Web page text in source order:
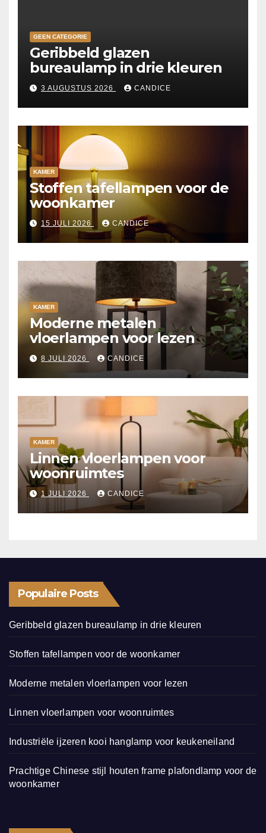
GEEN CATEGORIE
Geribbeld glazen
bureaulamp in drie kleuren
3 AUGUSTUS 2026 CANDICE
KAMER
Stoffen tafellampen voor de
woonkamer
15 JULI 2026 CANDICE
KAMER
Moderne metalen
vloerlampen voor lezen
8 JULI 2026 CANDICE
KAMER
Linnen vloerlampen voor
woonruimtes
1 JULI 2026 CANDICE
Populaire Posts
Geribbeld glazen bureaulamp in drie kleuren
Stoffen tafellampen voor de woonkamer
Moderne metalen vloerlampen voor lezen
Linnen vloerlampen voor woonruimtes
Industriële ijzeren kooi hanglamp voor keukeneiland
Prachtige Chinese stijl houten frame plafondlamp voor de
woonkamer